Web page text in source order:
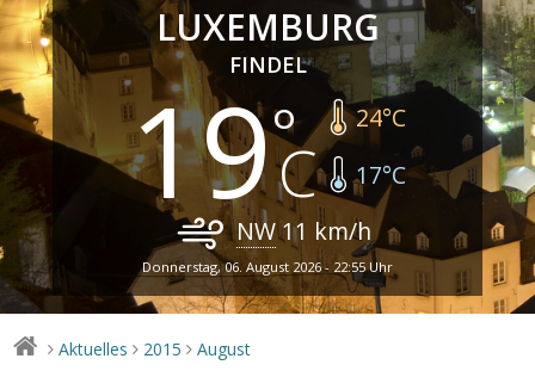
LUXEMBURG
FINDEL
19 24°C
17°C
NW11 km/h
Donnerstag, 06. August 2026 - 22:55 Uhr
> Aktuelles > 2015 > August